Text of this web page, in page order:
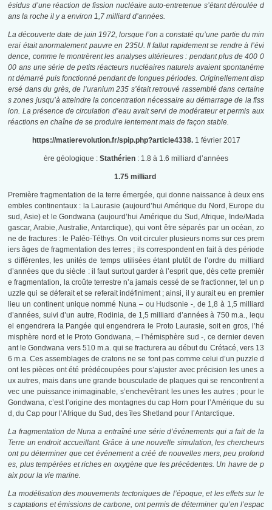
ésidus d’une réaction de fission nucléaire auto-entretenue s’étant déroulée d
ans la roche il y a environ 1,7 milliard d’années.
La découverte date de juin 1972, lorsque l’on a constaté qu’une partie du min
erai était anormalement pauvre en 235U. Il fallut rapidement se rendre à l’évi
dence, comme le montrèrent les analyses ultérieures : pendant plus de 400 0
00 ans une série de petits réacteurs nucléaires naturels avaient spontanéme
nt démarré puis fonctionné pendant de longues périodes. Originellement disp
ersé dans du grès, de l’uranium 235 s’était retrouvé rassemblé dans certaine
s zones jusqu’à atteindre la concentration nécessaire au démarrage de la fiss
ion. La présence de circulation d’eau avait servi de modérateur et permis aux
réactions en chaîne de se produire lentement mais de façon stable.
https://matierevolution.fr/spip.php?article4338.1 février 2017
ère géologique : Stathérien : 1.8 à 1.6 milliard d’années
1.75 milliard
Première fragmentation de la terre émergée, qui donne naissance à deux ens
embles continentaux : la Laurasie (aujourd’hui Amérique du Nord, Europe du
sud, Asie) et le Gondwana (aujourd’hui Amérique du Sud, Afrique, Inde/Mada
gascar, Arabie, Australie, Antarctique), qui vont être séparés par un océan, zo
ne de fractures : le Paléo-Téthys. On voit circuler plusieurs noms sur ces prem
iers âges de fragmentation des terres ; ils correspondent en fait à des période
s différentes, les unités de temps utilisées étant plutôt de l’ordre du milliard
d’années que du siècle : il faut surtout garder à l’esprit que, dès cette premièr
e fragmentation, la croûte terrestre n’a jamais cessé de se fractionner, tel un p
uzzle qui se déferait et se referait indéfiniment ; ainsi, il y aurait eu en premier
lieu un continent unique nommé Nuna – ou Hudsonie -, de 1,8 à 1,5 milliard
d’années, suivi d’un autre, Rodinia, de 1,5 milliard d’années à 750 m.a., lequ
el engendrera la Pangée qui engendrera le Proto Laurasie, soit en gros, l’hé
misphère nord et le Proto Gondwana, – l’hémisphère sud -, ce dernier deven
ant le Gondwana vers 510 m.a. qui se fracturera au début du Crétacé, vers 13
6 m.a. Ces assemblages de cratons ne se font pas comme celui d’un puzzle d
ont les pièces ont été prédécoupées pour s’ajuster avec précision les unes a
ux autres, mais dans une grande bousculade de plaques qui se rencontrent a
vec une puissance inimaginable, s’enchevêtrant les unes les autres ; pour le
Gondwana, c’est l’origine des montagnes du cap Horn pour l’Amérique du su
d, du Cap pour l’Afrique du Sud, des îles Shetland pour l’Antarctique.
La fragmentation de Nuna a entraîné une série d’événements qui a fait de la
Terre un endroit accueillant. Grâce à une nouvelle simulation, les chercheurs
ont pu déterminer que cet événement a créé de nouvelles mers, peu profond
es, plus tempérées et riches en oxygène que les précédentes. Un havre de p
aix pour la vie marine.
La modélisation des mouvements tectoniques de l’époque, et les effets sur le
s captations et émissions de carbone, ont permis de déterminer qu’en l’espac